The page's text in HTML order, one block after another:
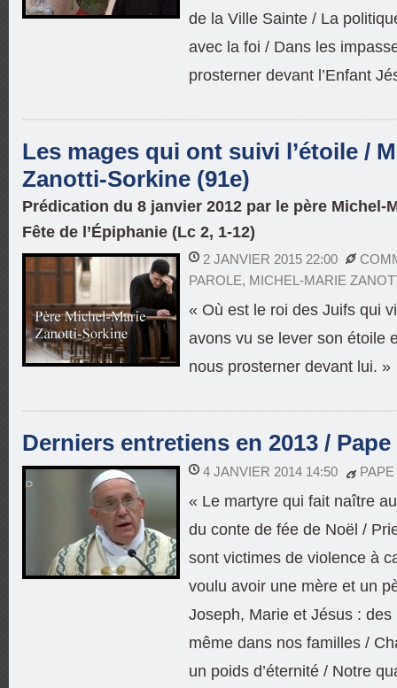
de la Ville Sainte / La
avec la foi / Dans les
prosterner devant l’Enfant
Les mages qui ont suivi l’étoile /
Zanotti-Sorkine (91e)
Prédication du 8 janvier 2012 par le père Michel-
Fête de l’Épiphanie (Lc 2, 1-12)
2 JANVIER 2015 22:00
PAROLE, MICHEL-MARIE
« Où est le roi des Juifs qui
avons vu se lever son étoile
nous prosterner devant lui. »
Derniers entretiens en 2013 /
4 JANVIER 2014 14:50
« Le martyre qui fait naître
du conte de fée de Noël /
sont victimes de violence à
voulu avoir une mère et un
Joseph, Marie et Jésus :
même dans nos familles /
un poids d’éternité / Notre